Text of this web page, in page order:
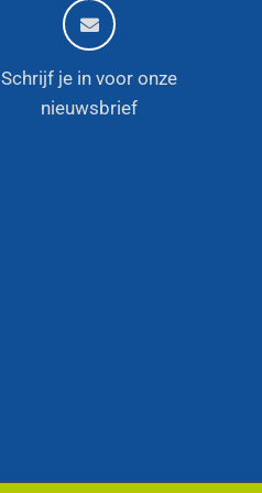
Schrijf je in voor onze
nieuwsbrief